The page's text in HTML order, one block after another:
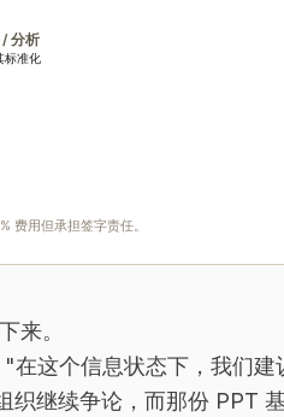
分析
标准化
费用但承担签字责任。
来。
在这个信息状态下，我们
继续争论，而那份 PPT